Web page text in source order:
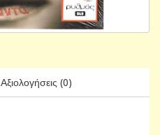
Αξιολογήσεις (0)